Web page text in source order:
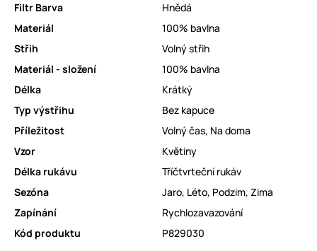
Filtr Barva
Hnědá
Materiál
100% bavlna
Střih
Volný střih
Materiál - složení
100% bavlna
Délka
Krátký
Typ výstřihu
Bez kapuce
Příležitost
Volný čas, Na doma
Vzor
Květiny
Délka rukávu
Tříčtvrteční rukáv
Sezóna
Jaro, Léto, Podzim, Zima
Zapínání
Rychlozavazování
Kód produktu
P829030